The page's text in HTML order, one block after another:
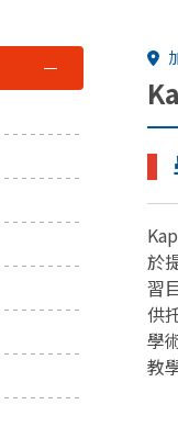
▍
於
習
供
學
教